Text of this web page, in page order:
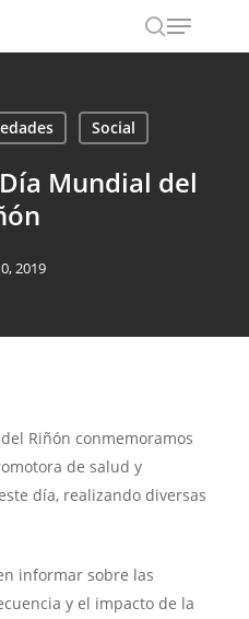
search
Menu
Social
Mundial del
2019
Riñón conmemoramos
de salud y
día, realizando diversas
informar sobre las
y el impacto de la